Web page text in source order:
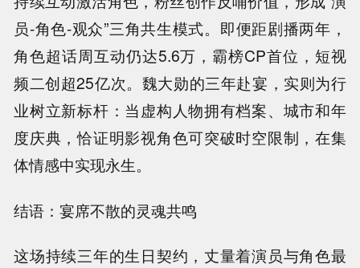
员-角色-观众”三角共生模式。即便距剧播两年，
角色超话周互动仍达5.6万，霸榜CP首位，短视
频二创超25亿次。魏大勋的三年赴宴，实则为行
业树立新标杆：当虚构人物拥有档案、城市和年
度庆典，恰证明影视角色可突破时空限制，在集
体情感中实现永生。
结语：宴席不散的灵魂共鸣
这场持续三年的生日契约，丈量着演员与角色最